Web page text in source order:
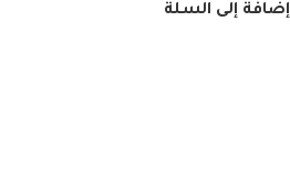
إضافة إلى السلة